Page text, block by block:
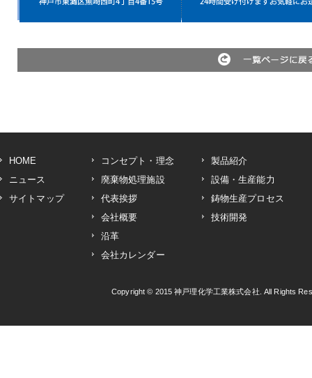
HOME
ニュース
サイトマップ
コンセプト・理念
廃棄物処理施設
代表挨拶
会社概要
沿革
会社カレンダー
製品紹介
設備・生産能力
鋳物生産プロセス
技術開発
Copyright © 2015神戸理化学工業株式会社 . All Rights